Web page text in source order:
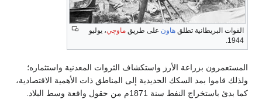
القوات البريطانية تطلق هاون على طريق ماوچي، يوليو
1944.
المستعمرون بزراعة الأرز واستكشاف الثروات المعدنية واستثماره؛
ولذلك قاموا بمد السكك الحديدية إلى المناطق ذات الأهمية الاقتصادية،
كما بدئ باستخراج النفط سنة 1871م من حقول واقعة وسط البلاد.